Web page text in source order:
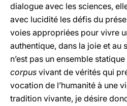
dialogue avec les sciences,
avec lucidité les défis du
voies appropriées pour vivre
authentique, dans la joie et au
n’est pas un ensemble
corpus vivant de vérités qui
vocation de l’humanité à une
tradition vivante, je désire